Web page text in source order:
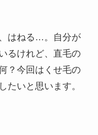
はねる…。自分が
るけれど、直毛の
？今回はくせ毛の
たいと思います。